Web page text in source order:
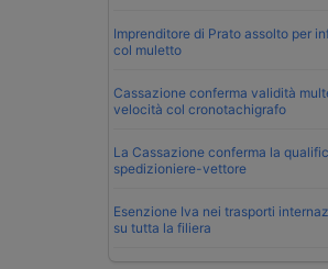
Imprenditore di Prato assolto per
col muletto
Cassazione conferma validità
velocità col cronotachigrafo
La Cassazione conferma la
spedizioniere-vettore
Esenzione Iva nei trasporti
su tutta la filiera